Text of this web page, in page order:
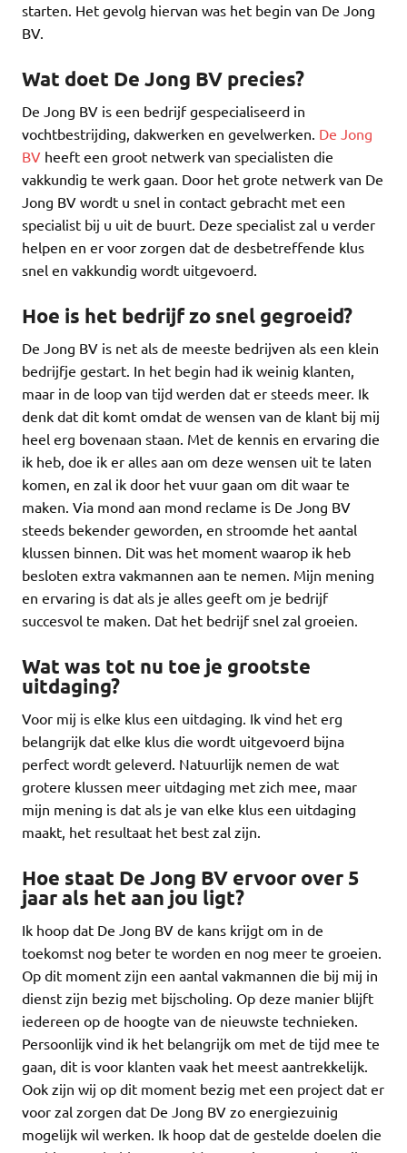
starten. Het gevolg hiervan was het begin van De Jong
BV.
Wat doet De Jong BV precies?
De Jong BV is een bedrijf gespecialiseerd in
vochtbestrijding, dakwerken en gevelwerken. De Jong
BV heeft een groot netwerk van specialisten die
vakkundig te werk gaan. Door het grote netwerk van De
Jong BV wordt u snel in contact gebracht met een
specialist bij u uit de buurt. Deze specialist zal u verder
helpen en er voor zorgen dat de desbetreffende klus
snel en vakkundig wordt uitgevoerd.
Hoe is het bedrijf zo snel gegroeid?
De Jong BV is net als de meeste bedrijven als een klein
bedrijfje gestart. In het begin had ik weinig klanten,
maar in de loop van tijd werden dat er steeds meer. Ik
denk dat dit komt omdat de wensen van de klant bij mij
heel erg bovenaan staan. Met de kennis en ervaring die
ik heb, doe ik er alles aan om deze wensen uit te laten
komen, en zal ik door het vuur gaan om dit waar te
maken. Via mond aan mond reclame is De Jong BV
steeds bekender geworden, en stroomde het aantal
klussen binnen. Dit was het moment waarop ik heb
besloten extra vakmannen aan te nemen. Mijn mening
en ervaring is dat als je alles geeft om je bedrijf
succesvol te maken. Dat het bedrijf snel zal groeien.
Wat was tot nu toe je grootste
uitdaging?
Voor mij is elke klus een uitdaging. Ik vind het erg
belangrijk dat elke klus die wordt uitgevoerd bijna
perfect wordt geleverd. Natuurlijk nemen de wat
grotere klussen meer uitdaging met zich mee, maar
mijn mening is dat als je van elke klus een uitdaging
maakt, het resultaat het best zal zijn.
Hoe staat De Jong BV ervoor over 5
jaar als het aan jou ligt?
Ik hoop dat De Jong BV de kans krijgt om in de
toekomst nog beter te worden en nog meer te groeien.
Op dit moment zijn een aantal vakmannen die bij mij in
dienst zijn bezig met bijscholing. Op deze manier blijft
iedereen op de hoogte van de nieuwste technieken.
Persoonlijk vind ik het belangrijk om met de tijd mee te
gaan, dit is voor klanten vaak het meest aantrekkelijk.
Ook zijn wij op dit moment bezig met een project dat er
voor zal zorgen dat De Jong BV zo energiezuinig
mogelijk wil werken. Ik hoop dat de gestelde doelen die